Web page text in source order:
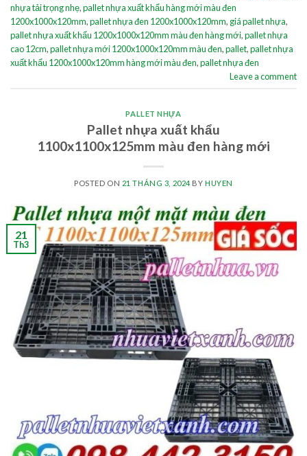
nhựa tải trọng nhẹ,pallet nhựa xuất khẩu hàng mới màu đen
1200x1000x120mm,pallet nhựa đen 1200x1000x120mm, giá pallet nhựa,
pallet nhựa xuất khẩu 1200x1000x120mm màu đen hàng mới,pallet nhựa
cao 12cm,pallet nhựa mới 1200x1000x120mm màu đen,pallet,pallet nhựa
xuất khẩu 1200x1000x120mm hàng mới màu đen,pallet nhựa đen
Leave a comment
PALLET NHỰA
Pallet nhựa xuất khẩu
1100x1100x125mm màu đen hàng mới
POSTED ON 21 THÁNG 3, 2024BY HUYEN
21
Th3